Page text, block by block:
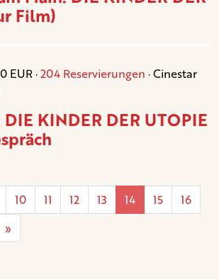
Film)
EUR ·204 Reservierungen · Cinestar
KINDER DER UTOPIE
10 11 12 13 14 15
16
»